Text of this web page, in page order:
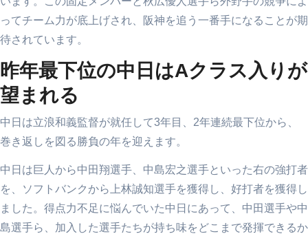
ってチーム力が底上げされ、阪神を追う一番手になることが期
待されています。
昨年最下位の中日はAクラス入りが
望まれる
中日は立浪和義監督が就任して3年目、2年連続最下位から、
巻き返しを図る勝負の年を迎えます。
中日は巨人から中田翔選手、中島宏之選手といった右の強打者
を、ソフトバンクから上林誠知選手を獲得し、好打者を獲得し
ました。得点力不足に悩んでいた中日にあって、中田選手や中
島選手ら、加入した選手たちが持ち味をどこまで発揮できるか